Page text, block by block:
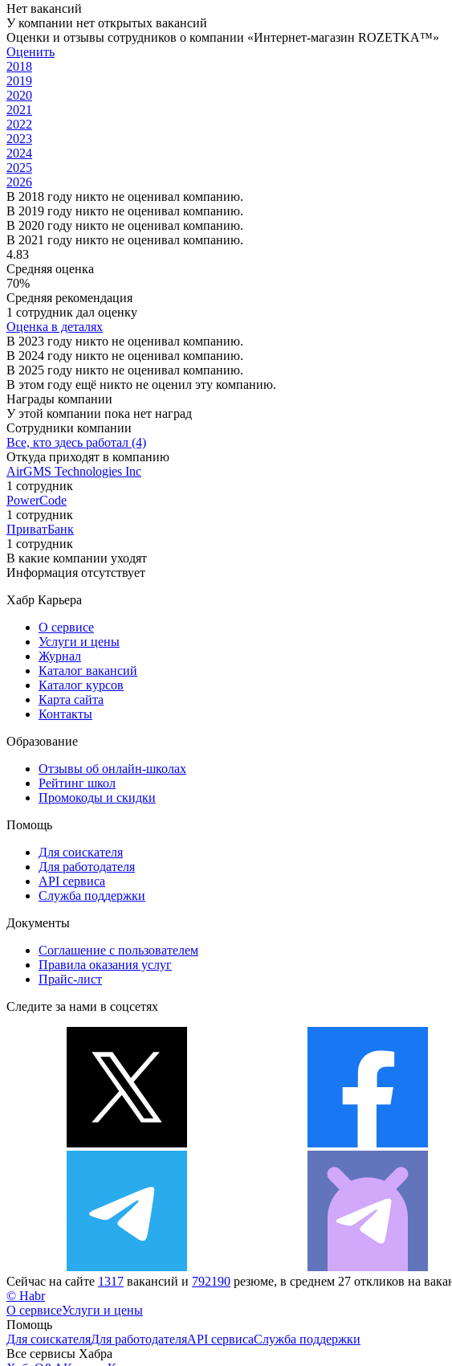
Нет вакансий
У компании нет открытых вакансий
Оценки и отзывы сотрудников о компании «Интернет-магазин ROZETKA™»
Оценить
2018
2019
2020
2021
2022
2023
2024
2025
2026
В 2018 году никто не оценивал компанию.
В 2019 году никто не оценивал компанию.
В 2020 году никто не оценивал компанию.
В 2021 году никто не оценивал компанию.
4.83
Средняя оценка
70%
Средняя рекомендация
1 сотрудник дал оценку
Оценка в деталях
В 2023 году никто не оценивал компанию.
В 2024 году никто не оценивал компанию.
В 2025 году никто не оценивал компанию.
В этом году ещё никто не оценил эту компанию.
Награды компании
У этой компании пока нет наград
Сотрудники компании
Все, кто здесь работал (4)
Откуда приходят в компанию
AirGMS Technologies Inc
1 сотрудник
PowerCode
1 сотрудник
ПриватБанк
1 сотрудник
В какие компании уходят
Информация отсутствует
Хабр Карьера
О сервисе
Услуги и цены
Журнал
Каталог вакансий
Каталог курсов
Карта сайта
Контакты
Образование
Отзывы об онлайн-школах
Рейтинг школ
Промокоды и скидки
Помощь
Для соискателя
Для работодателя
API сервиса
Служба поддержки
Документы
Соглашение с пользователем
Правила оказания услуг
Прайс-лист
Следите за нами в соцсетях
Сейчас на сайте 1317 вакансий и 792190 резюме, в среднем 27 откликов на
© Habr
О сервисеУслуги и цены
Помощь
Для соискателяДля работодателяAPI сервисаСлужба поддержки
Все сервисы Хабра